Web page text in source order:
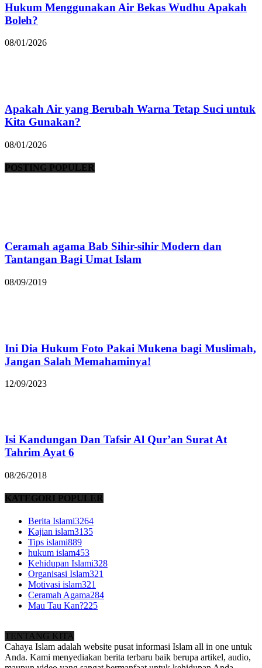
Hukum Menggunakan Air Bekas Wudhu Apakah
Boleh?
08/01/2026
Apakah Air yang Berubah Warna Tetap Suci untuk
Kita Gunakan?
08/01/2026
POSTING POPULER
Ceramah agama Bab Sihir-sihir Modern dan
Tantangan Bagi Umat Islam
08/09/2019
Ini Dia Hukum Foto Pakai Mukena bagi Muslimah,
Jangan Salah Memahaminya!
12/09/2023
Isi Kandungan Dan Tafsir Al Qur’an Surat At
Tahrim Ayat 6
08/26/2018
KATEGORI POPULER
Berita Islami3264
Kajian islam3135
Tips islami889
hukum islam453
Kehidupan Islami328
Organisasi Islam321
Motivasi islam321
Ceramah Agama284
Mau Tau Kan?225
TENTANG KITA
Cahaya Islam adalah website pusat informasi Islam all in one untuk
Anda. Kami menyediakan berita terbaru baik berupa artikel, audio,